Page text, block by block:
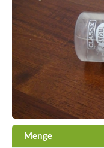
Menge